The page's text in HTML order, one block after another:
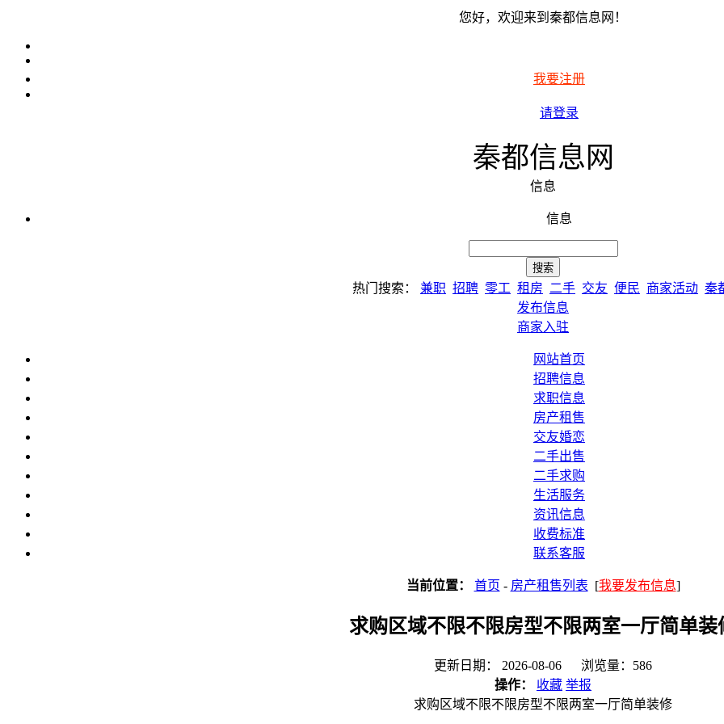
您好，欢迎来到秦都信息网！
我要注册
请登录
秦都信息网
信息
信息
热门搜索： 兼职 招聘 零工 租房 二手 交友 便民 商家活动 秦
发布信息
商家入驻
网站首页
招聘信息
求职信息
房产租售
交友婚恋
二手出售
二手求购
生活服务
资讯信息
收费标准
联系客服
当前位置： 首页 - 房产租售列表 [我要发布信息]
求购区域不限不限房型不限两室一厅简单装
更新日期： 2026-08-06 浏览量：586
操作：
收藏 举报
求购区域不限不限房型不限两室一厅简单装修